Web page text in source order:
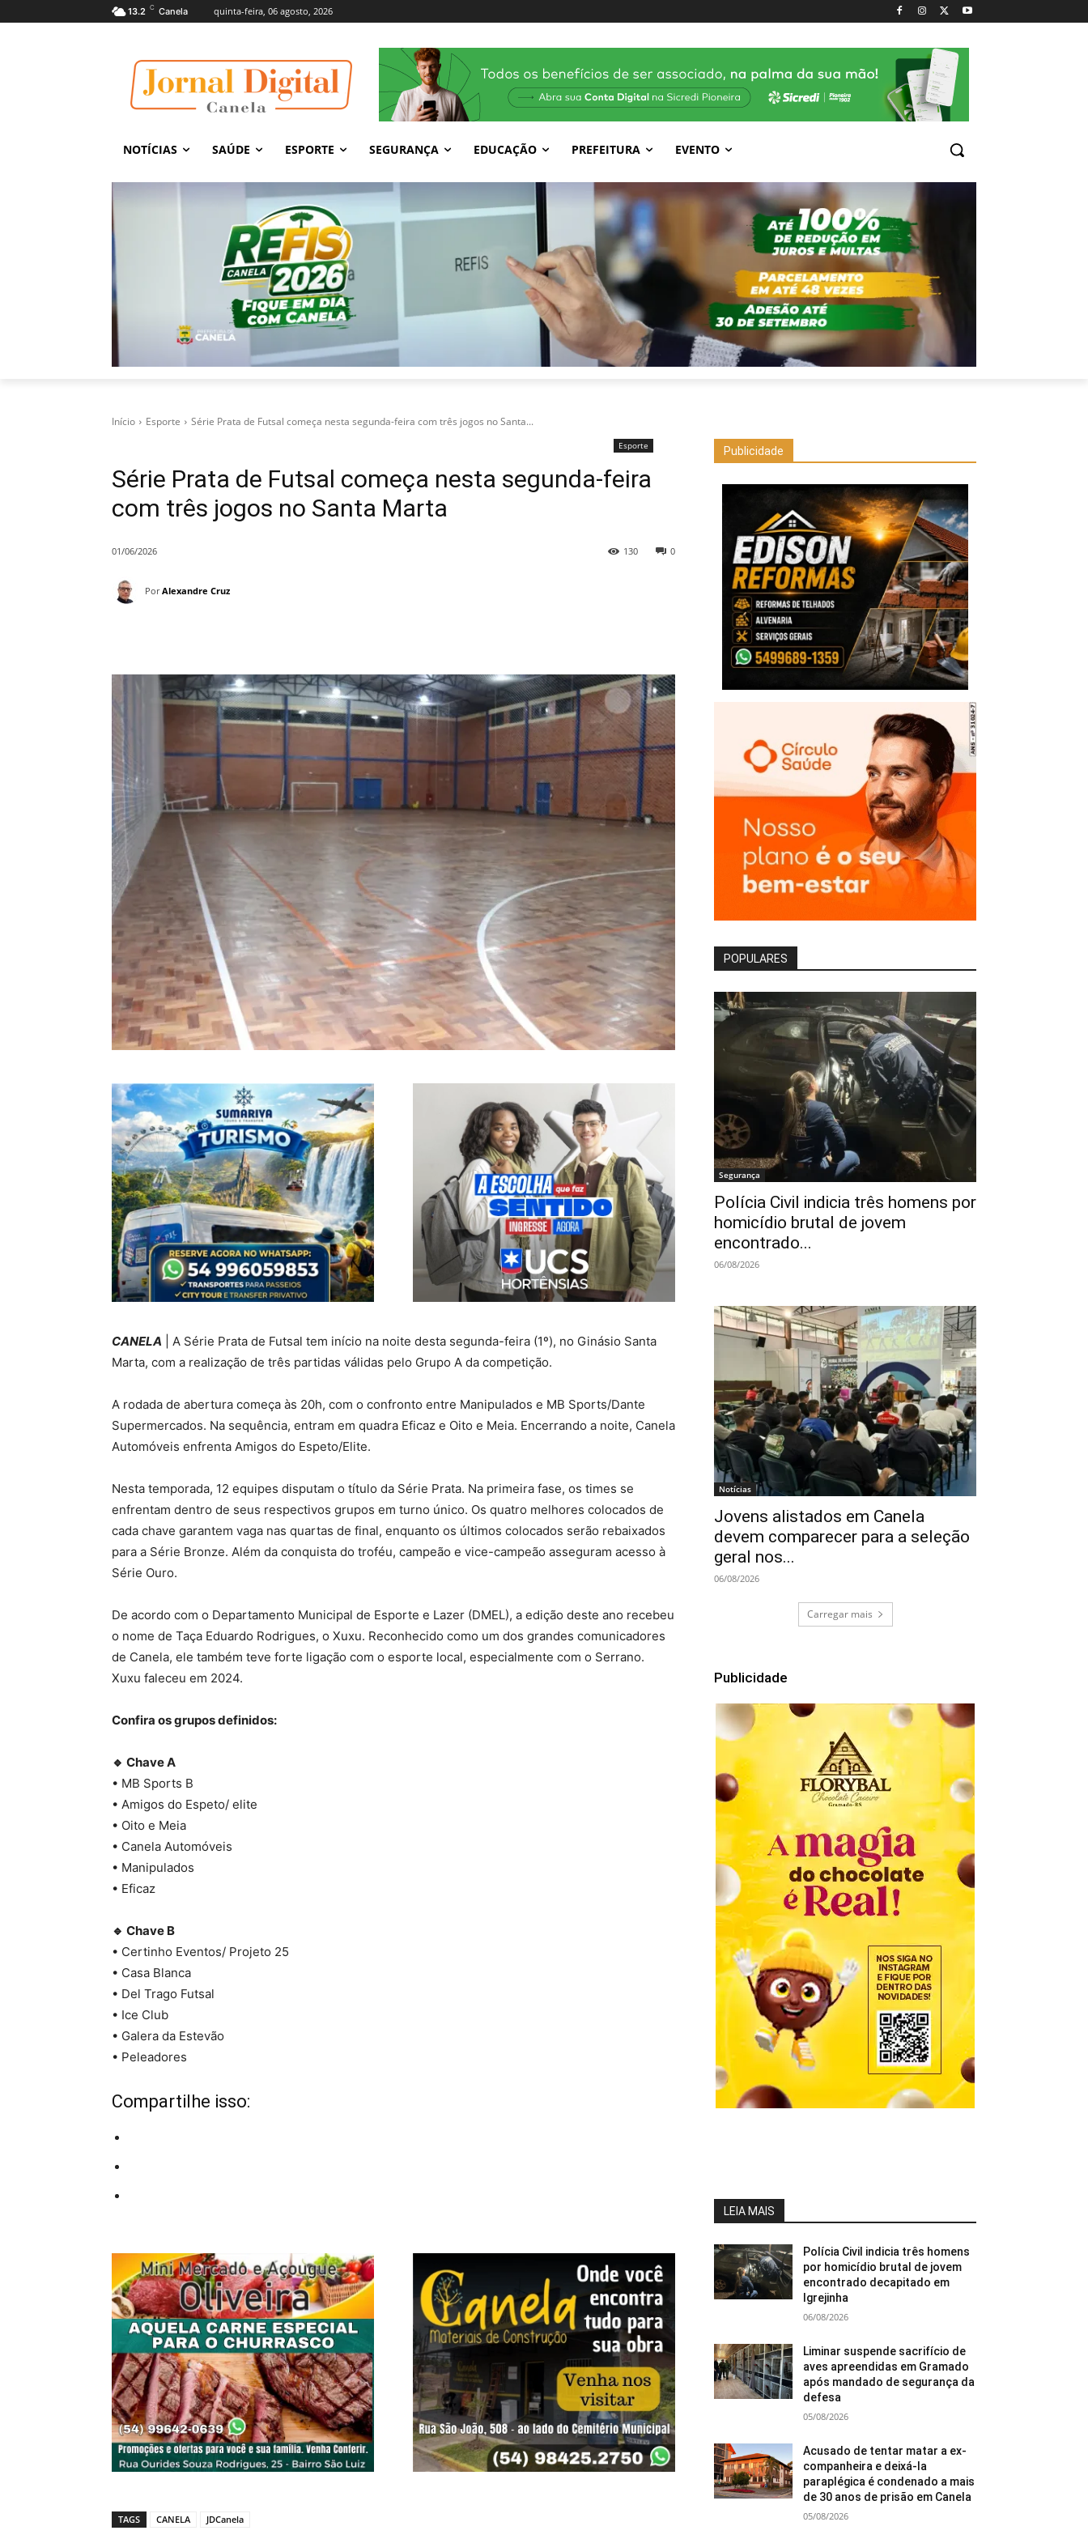
13.2 C Canela quinta-feira, 06 agosto, 2026
NOTÍCIAS SAÚDE ESPORTE SEGURANÇA EDUCAÇÃO PREFEITURA EVENTO
Início Esporte Série Prata de Futsal começa nesta segunda-feira com três jogos no Santa...
Esporte
Série Prata de Futsal começa nesta segunda-feira
com três jogos no Santa Marta
01/06/2026 0
130
Por Alexandre Cruz
CANELA | A Série Prata de Futsal tem início na noite desta segunda-feira (1º), no Ginásio Santa
Marta, com a realização de três partidas válidas pelo Grupo A da competição.
A rodada de abertura começa às 20h, com o confronto entre Manipulados e MB Sports/Dante
Supermercados. Na sequência, entram em quadra Eficaz e Oito e Meia. Encerrando a noite, Canela
Automóveis enfrenta Amigos do Espeto/Elite.
Nesta temporada, 12 equipes disputam o título da Série Prata. Na primeira fase, os times se
enfrentam dentro de seus respectivos grupos em turno único. Os quatro melhores colocados de
cada chave garantem vaga nas quartas de final, enquanto os últimos colocados serão rebaixados
para a Série Bronze. Além da conquista do troféu, campeão e vice-campeão asseguram acesso à
Série Ouro.
De acordo com o Departamento Municipal de Esporte e Lazer (DMEL), a edição deste ano recebeu
o nome de Taça Eduardo Rodrigues, o Xuxu. Reconhecido como um dos grandes comunicadores
de Canela, ele também teve forte ligação com o esporte local, especialmente com o Serrano.
Xuxu faleceu em 2024.
Confira os grupos definidos:
🔹 Chave A
• MB Sports B
• Amigos do Espeto/ elite
• Oito e Meia
• Canela Automóveis
• Manipulados
• Eficaz
🔹 Chave B
• Certinho Eventos/ Projeto 25
• Casa Blanca
• Del Trago Futsal
• Ice Club
• Galera da Estevão
• Peleadores
Compartilhe isso:
TAGS CANELA JDCanela
Publicidade
POPULARES
Segurança
Polícia Civil indicia três homens por
homicídio brutal de jovem
encontrado...
06/08/2026
Notícias
Jovens alistados em Canela
devem comparecer para a seleção
geral nos...
06/08/2026
Carregar mais
Publicidade
LEIA MAIS
Polícia Civil indicia três homens
por homicídio brutal de jovem
encontrado decapitado em
Igrejinha
06/08/2026
Liminar suspende sacrifício de
aves apreendidas em Gramado
após mandado de segurança da
defesa
05/08/2026
Acusado de tentar matar a ex-
companheira e deixá-la
paraplégica é condenado a mais
de 30 anos de prisão em Canela
05/08/2026